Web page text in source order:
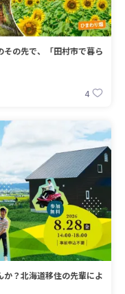
その先で、「田村市で暮ら
4
？北海道移住の先輩によ